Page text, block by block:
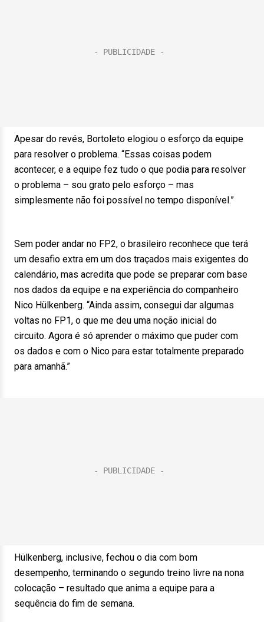
Apesar do revés, Bortoleto elogiou o esforço da equipe
para resolver o problema. “Essas coisas podem
acontecer, e a equipe fez tudo o que podia para resolver
o problema – sou grato pelo esforço – mas
simplesmente não foi possível no tempo disponível.”
Sem poder andar no FP2, o brasileiro reconhece que terá
um desafio extra em um dos traçados mais exigentes do
calendário, mas acredita que pode se preparar com base
nos dados da equipe e na experiência do companheiro
Nico Hülkenberg. “Ainda assim, consegui dar algumas
voltas no FP1, o que me deu uma noção inicial do
circuito. Agora é só aprender o máximo que puder com
os dados e com o Nico para estar totalmente preparado
para amanhã.”
Hülkenberg, inclusive, fechou o dia com bom
desempenho, terminando o segundo treino livre na nona
colocação – resultado que anima a equipe para a
sequência do fim de semana.